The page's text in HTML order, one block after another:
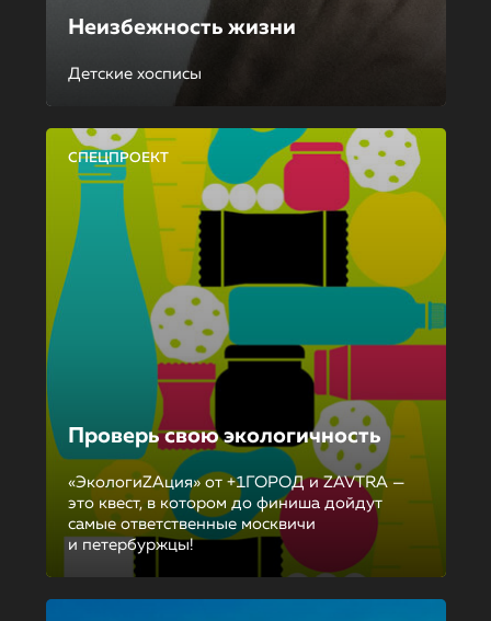
Неизбежность жизни
Детские хосписы
СПЕЦПРОЕКТ
Проверь свою экологичность
«ЭкологиZAция» от +1ГОРОД и ZAVTRA —
это квест, в котором до финиша дойдут
самые ответственные москвичи
и петербуржцы!